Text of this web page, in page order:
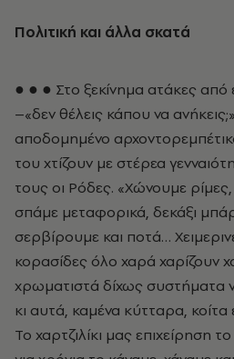
Πολιτική και άλλα σκατά
● ● ● Στο ξεκίνημα ατάκες από
–«δεν θέλεις κάπου να
αποδομημένο
του χτίζουν με στέρεα
τους οι Ρόδες. «Χώνουμε
σπάμε μεταφορικά, δεκάξι
σερβίρουμε και ποτά…
κορασίδες όλο χαρά χαρίζουν
χρωματιστά δίχως συστήματα
κι αυτά, καμένα κύτταρα, κοίτα
Το χαρτζιλίκι μας επιχείρηση